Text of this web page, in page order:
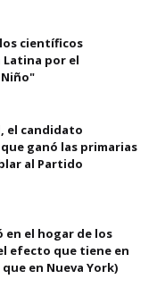
científicos
por el
el candidato
ganó las primarias
al Partido
en el hogar de los
efecto que tiene en
en Nueva York)